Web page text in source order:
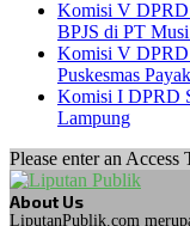
Komisi V DPRD
BPJS di PT
Komisi V DPRD
Puskesmas
Komisi I DPRD
Lampung
Please enter an Access
About Us
LiputanPublik.com